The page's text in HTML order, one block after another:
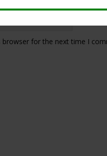
browser for the next time I